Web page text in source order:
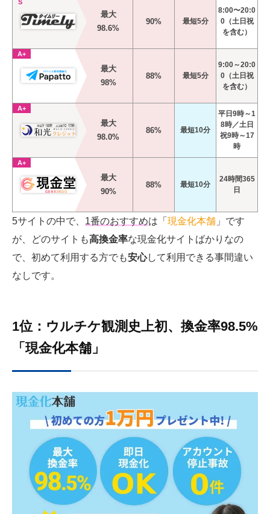
S
最大
98.6%
90% 最短5分
8:00〜20:0
0（土日祝
を含む）
A+
最大
98%
88% 最短5分
9:00～20:0
0（土日祝
を含む）
A+
最大
98.0%
86% 最短10分
平日9時～1
8時／土日
祝9時～17
時
A+
最大
90%
88% 最短10分
24時間365
日
5サイトの中で、 1番のおすすめは「 現金化本舗 」です
が、どのサイトも高換金率な現金化サイトばかりなの
で、初めて利用する方でも安心して利用できる事間違い
なしです。
1位：ウルチケ観測史上初、換金率98.5%
「現金化本舗」